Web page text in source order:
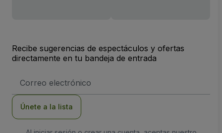
Recibe sugerencias de espectáculos y ofertas
directamente en tu bandeja de entrada
de
Únete a la lista